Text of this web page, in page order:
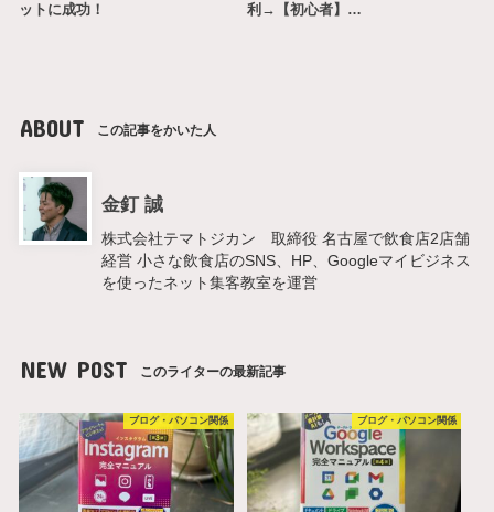
ットに成功！ 利→【初心者】…
ABOUT この記事をかいた人
金釘 誠
株式会社テマトジカン 取締役 名古屋で飲食店2店舗
経営 小さな飲食店のSNS、HP、Googleマイビジネス
を使ったネット集客教室を運営
NEW POST このライターの最新記事
ブログ・パソコン関係 ブログ・パソコン関係